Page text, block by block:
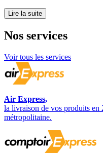
Lire la suite
Nos services
Voir tous les services
Air Express,
la livraison de vos produits en
métropolitaine.